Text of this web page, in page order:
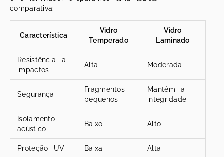
comparativa:
Característica
Vidro
Temperado
Vidro
Laminado
Resistência a
impactos
Alta Moderada
Segurança
Fragmentos
pequenos
Mantém a
integridade
Isolamento
acústico
Baixo Alto
Proteção UV Baixa Alta